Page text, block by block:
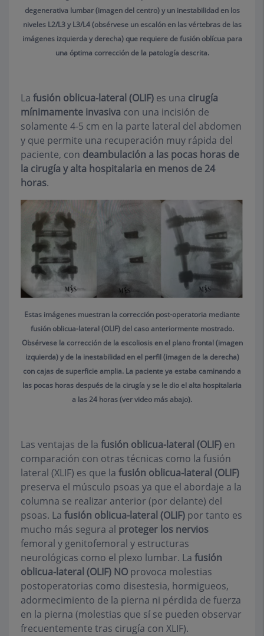
degenerativa lumbar (imagen del centro) y un inestabilidad en los
niveles L2/L3 y L3/L4 (obsérvese un escalón en las vértebras de las
imágenes izquierda y derecha) que requiere de fusión oblícua para
una óptima corrección de la patología descrita.
La fusión oblicua-lateral (OLIF) es una cirugía
mínimamente invasiva con una incisión de
solamente 4-5 cm en la parte lateral del abdomen
y que permite una recuperación muy rápida del
paciente, con deambulación a las pocas horas de
la cirugía y alta hospitalaria en menos de 24
horas.
Estas imágenes muestran la corrección post-operatoria mediante
fusión oblicua-lateral (OLIF) del caso anteriormente mostrado.
Obsérvese la corrección de la escoliosis en el plano frontal (imagen
izquierda) y de la inestabilidad en el perfil (imagen de la derecha)
con cajas de superficie amplia. La paciente ya estaba caminando a
las pocas horas después de la cirugía y se le dio el alta hospitalaria
a las 24 horas (ver video más abajo).
Las ventajas de la fusión oblicua-lateral (OLIF) en
comparación con otras técnicas como la fusión
lateral (XLIF) es que la fusión oblicua-lateral (OLIF)
preserva el músculo psoas ya que el abordaje a la
columna se realizar anterior (por delante) del
psoas. La fusión oblicua-lateral (OLIF) por tanto es
mucho más segura al proteger los nervios
femoral y genitofemoral y estructuras
neurológicas como el plexo lumbar. La fusión
oblicua-lateral (OLIF) NO provoca molestias
postoperatorias como disestesia, hormigueos,
adormecimiento de la pierna ni pérdida de fuerza
en la pierna (molestias que sí se pueden observar
frecuentemente tras cirugía con XLIF).